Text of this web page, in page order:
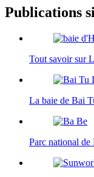
Publications
Tout savoir sur
La baie de Bai
Parc national